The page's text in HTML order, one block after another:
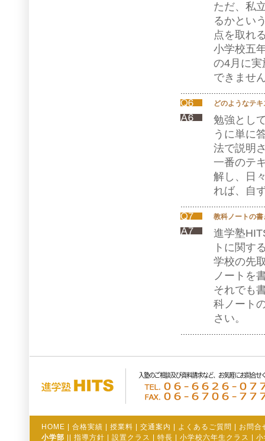
ただ、私
るかとい
点を取れ
小学校五
の4月に
できませ
どのようなテ
勉強とし
うに単に
法で説明
一番のテ
解し、日
れば、自
教科ノートの
進学塾
トに関す
学校の先
ノートを
それでも
科ノート
さい。
HOME 合格実績 授業料 交通案内 よくあるご質問
お問合
小学部
指導方針 設置クラス 特長 小学校六年生クラス